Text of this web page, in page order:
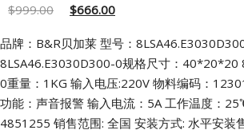
$999.00 $666.00
品牌：B&R贝加莱 型号：
8LSA46.E3030D300-0规格尺寸：40*20*20
0重量：1KG 输入电压:220V 物料编码：
功能：声音报警 输入电流：5A工作温度：
4851255 销售范围: 全国 安装方式: 水平安装